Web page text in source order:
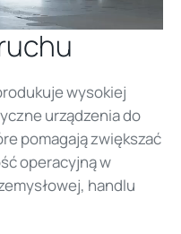
wysokiej
urządzenia do
pomagają zwiększać
operacyjną w
handlu